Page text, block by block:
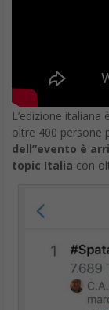
L’edizione
oltre 400 persone
dell”evento è
topic Italia con